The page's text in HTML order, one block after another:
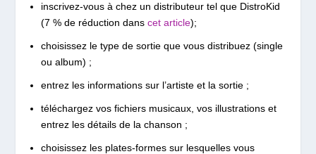
inscrivez-vous à chez un distributeur tel que DistroKid
(7 % de réduction danscet article);
choisissez le type de sortie que vous distribuez (single
ou album) ;
entrez les informations sur l’artiste et la sortie ;
téléchargez vos fichiers musicaux, vos illustrations et
entrez les détails de la chanson ;
choisissez les plates-formes sur lesquelles vous